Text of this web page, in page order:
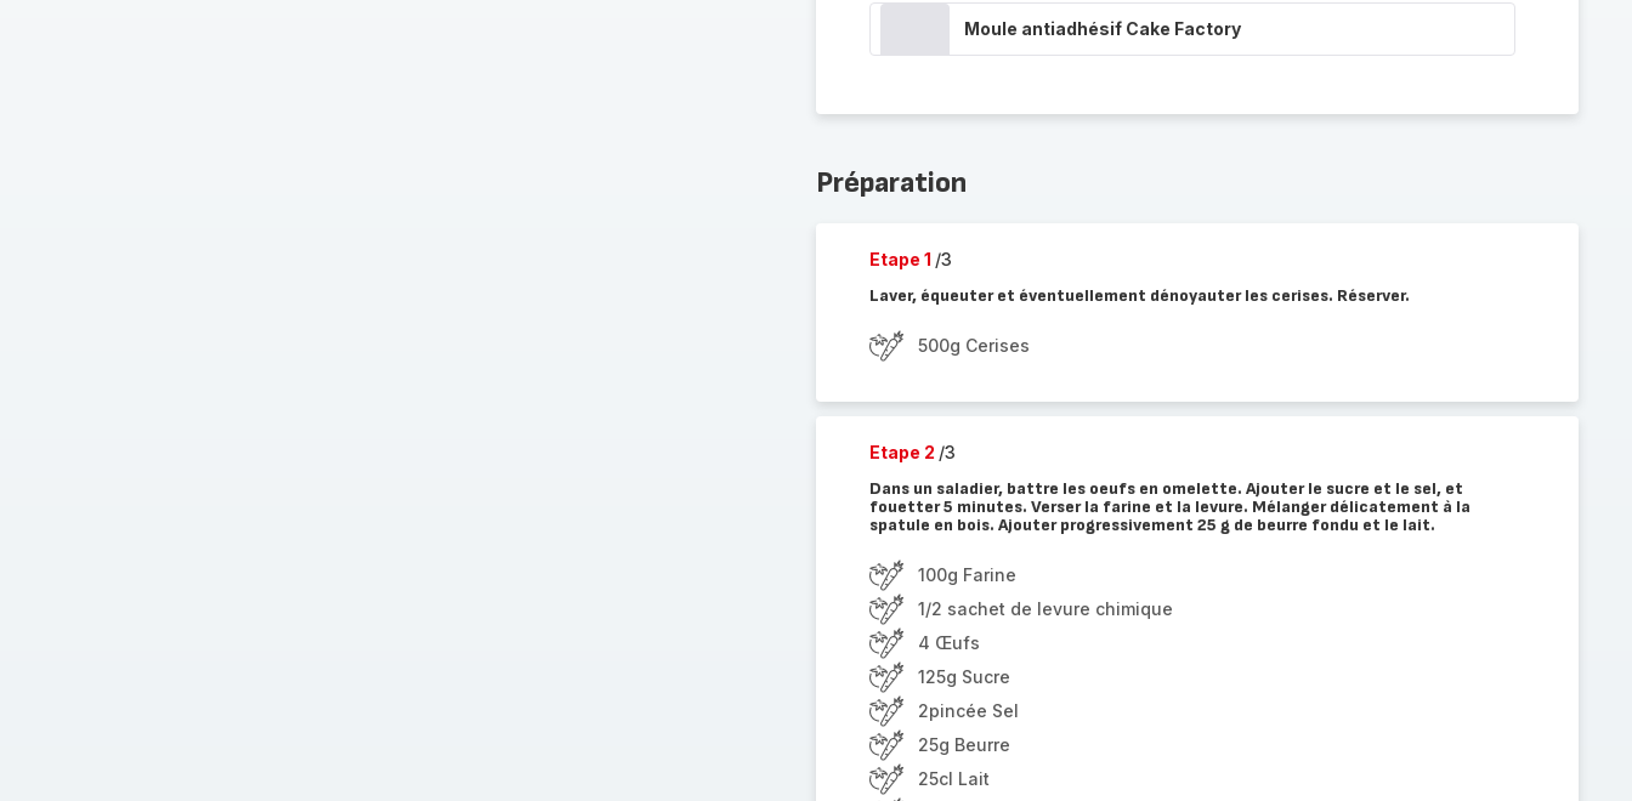
Moule antiadhésif Cake Factory
Préparation
Etape 1 /3
Laver, équeuter et éventuellement dénoyauter les cerises. Réserver.
500g Cerises
Etape 2 /3
Dans un saladier, battre les oeufs en omelette. Ajouter le sucre et le sel, et
fouetter 5 minutes. Verser la farine et la levure. Mélanger délicatement à la
spatule en bois. Ajouter progressivement 25 g de beurre fondu et le lait.
100g Farine
1/2 sachet de levure chimique
4 Œufs
125g Sucre
2pincée Sel
25g Beurre
25cl Lait